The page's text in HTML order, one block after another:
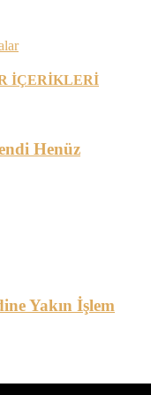
İÇERİKLERİ
Henüz
Yakın İşlem